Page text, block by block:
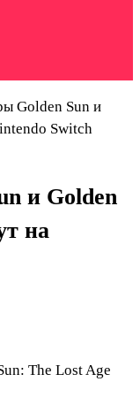
Golden Sun и
Switch
и Golden
на